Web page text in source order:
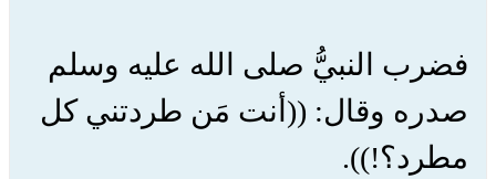
فضرب النبيُّ صلى الله عليه وسلم
صدره وقال: ((أنت مَن طردتني كل
مطرد؟!)).